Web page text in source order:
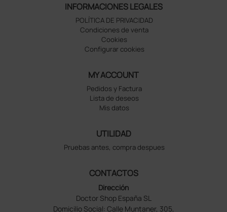
INFORMACIONES LEGALES
POLÍTICA DE PRIVACIDAD
Condiciones de venta
Cookies
Configurar cookies
MY ACCOUNT
Pedidos y Factura
Lista de deseos
Mis datos
UTILIDAD
Pruebas antes, compra despues
CONTACTOS
Dirección
Doctor Shop España SL
Domicilio Social: Calle Muntaner, 305,